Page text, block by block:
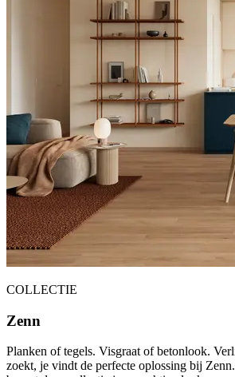
COLLECTIE
Zenn
Planken of tegels. Visgraat of betonlook.
zoekt, je vindt de perfecte oplossing bij